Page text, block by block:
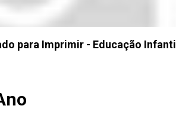
para Imprimir - Educação Infantil